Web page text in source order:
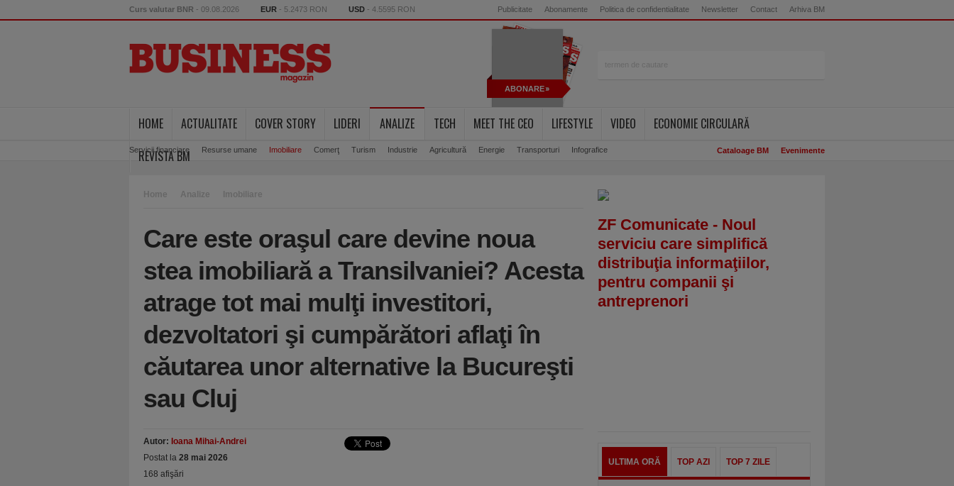
Curs valutar BNR - 09.08.2026 EUR - 5.2473 RON USD - 4.5595 RON Publicitate Abonamente Politica de confidentialitate Newsletter Contact Arhiva BM
ABONARE
HOME ACTUALITATE COVER STORY LIDERI ANALIZE
Servicii financiare Resurse umane Imobiliare Comerţ Turism Industrie Agricultură Energie Transporturi Infografice
TECH MEET THE CEO LIFESTYLE VIDEO
ECONOMIE CIRCULARĂ
REVISTA BM
Cataloage BM Evenimente
Home Analize Imobiliare
Care este oraşul care devine noua
stea imobiliară a Transilvaniei? Acesta
atrage tot mai mulţi investitori,
dezvoltatori şi cumpărători aflaţi în
căutarea unor alternative la Bucureşti
sau Cluj
Autor: Ioana Mihai-Andrei
Postat la 28 mai 2026
168 afişări
ZF Comunicate - Noul
serviciu care simplifică
distribuţia informaţiilor,
pentru companii şi
antreprenori
ULTIMA ORĂ TOP AZI TOP 7 ZILE